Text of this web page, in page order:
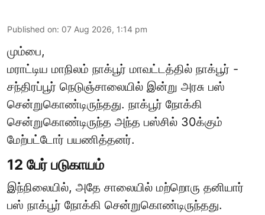
Published on: 07 Aug 2026, 1:14 pm
மும்பை,
மராட்டிய மாநிலம் நாக்பூர் மாவட்டத்தில் நாக்பூர் -
சந்திரப்பூர் நெடுஞ்சாலையில் இன்று அரசு பஸ்
சென்றுகொண்டிருந்தது. நாக்பூர் நோக்கி
சென்றுகொண்டிருந்த அந்த பஸ்சில் 30க்கும்
மேற்பட்டோர் பயணித்தனர்.
12 பேர் படுகாயம்
இந்நிலையில், அதே சாலையில் மற்றொரு தனியார்
பஸ் நாக்பூர் நோக்கி சென்றுகொண்டிருந்தது.